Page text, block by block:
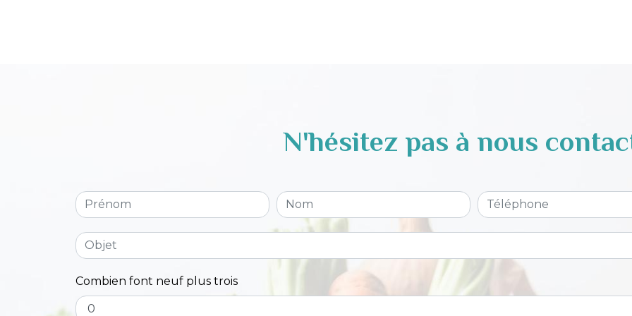
N'hésitez pas à nous
Combien font neuf plus trois